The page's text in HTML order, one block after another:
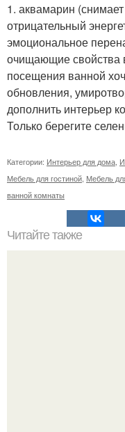
1. аквамарин
отрицательный
эмоциональное
очищающие свойства
посещения ванной
обновления,
дополнить интерьер
Только берегите
Категории: Интерьер для дома,
Мебель для гостиной, Мебель
ванной комнаты
Читайте также